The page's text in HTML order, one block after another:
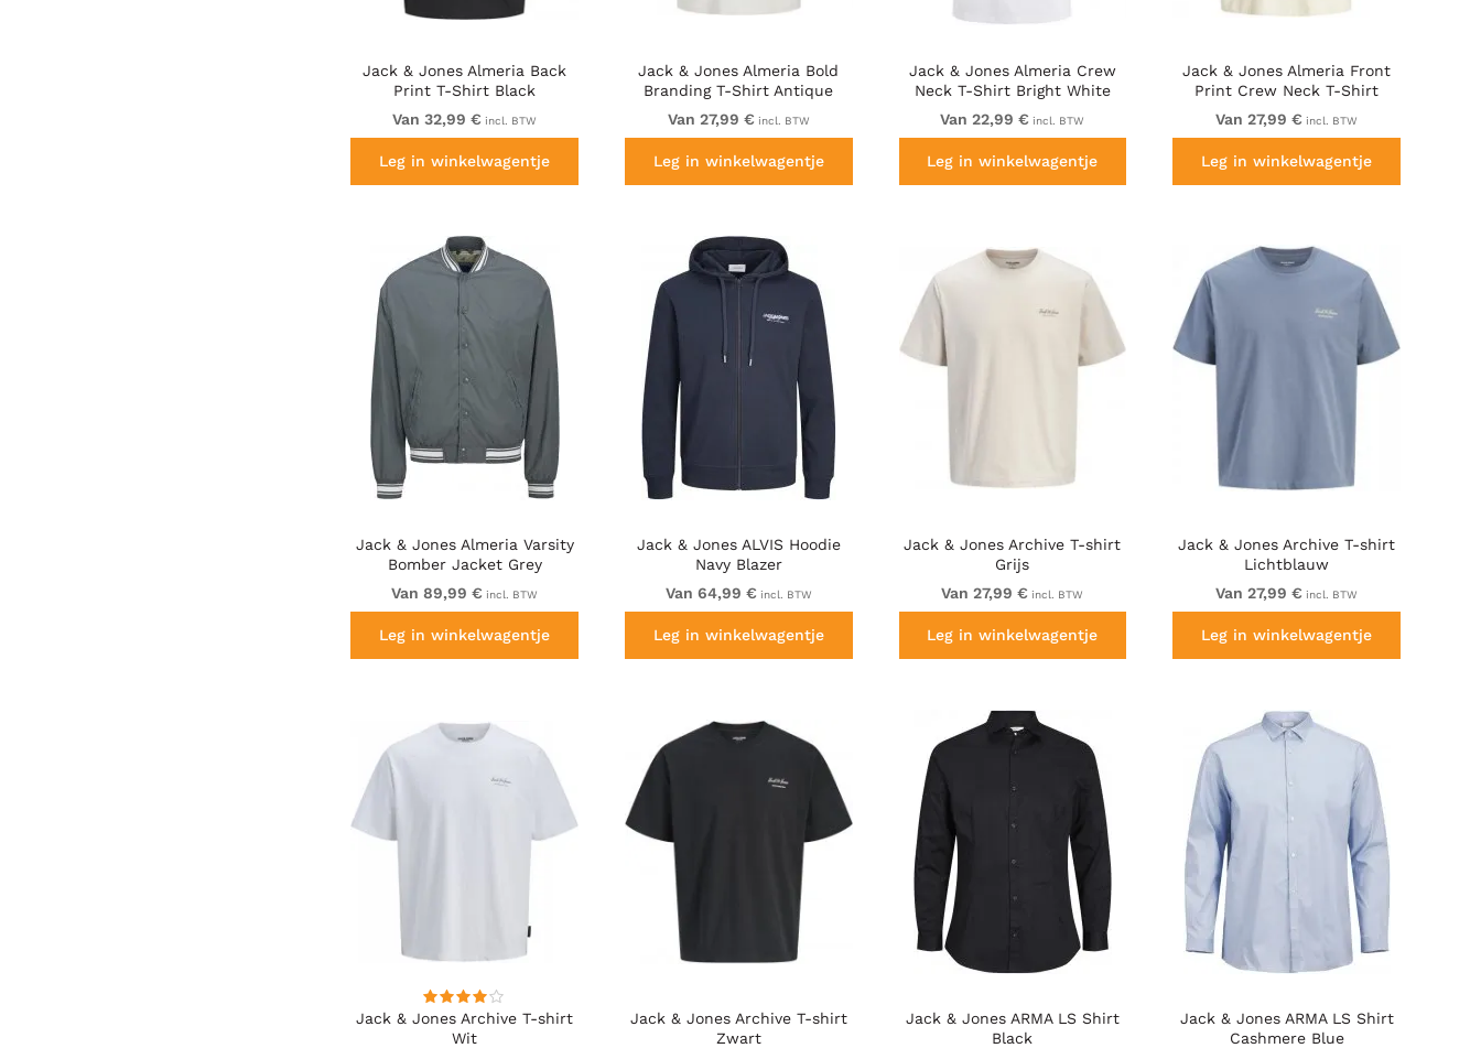
Jack & Jones Almeria Back
Print T-Shirt Black
Van 32,99 € incl. BTW
Leg in winkelwagentje
Jack & Jones Almeria Bold
Branding T-Shirt Antique
White
Van 27,99 € incl. BTW
Leg in winkelwagentje
Jack & Jones Almeria Crew
Neck T-Shirt Bright White
Van 22,99 € incl. BTW
Leg in winkelwagentje
Jack & Jones Almeria Front
Print Crew Neck T-Shirt
Antique White
Van 27,99 € incl. BTW
Leg in winkelwagentje
Jack & Jones Almeria Varsity
Bomber Jacket Grey
Van 89,99 € incl. BTW
Leg in winkelwagentje
Jack & Jones ALVIS Hoodie
Navy Blazer
Van 64,99 € incl. BTW
Leg in winkelwagentje
Jack & Jones Archive T-shirt
Grijs
Van 27,99 € incl. BTW
Leg in winkelwagentje
Jack & Jones Archive T-shirt
Lichtblauw
Van 27,99 € incl. BTW
Leg in winkelwagentje
Jack & Jones Archive T-shirt
Wit
Jack & Jones Archive T-shirt
Zwart
Jack & Jones ARMA LS Shirt
Black
Jack & Jones ARMA LS Shirt
Cashmere Blue